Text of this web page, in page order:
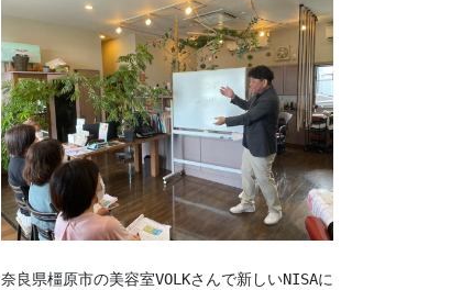
奈良県橿原市の美容室VOLKさんで新しいNISAに